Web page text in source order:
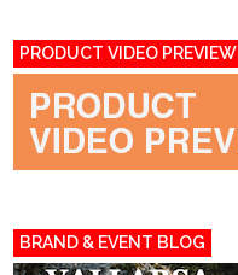
PRODUCT VIDEO PREVIEW
BRAND & EVENT BLOG